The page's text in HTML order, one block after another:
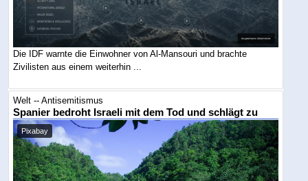
Die IDF warnte die Einwohner von Al-Mansouri und brachte
Zivilisten aus einem weiterhin ...
Welt -- Antisemitismus
Spanier bedroht Israeli mit dem Tod und schlägt zu
Pixabay